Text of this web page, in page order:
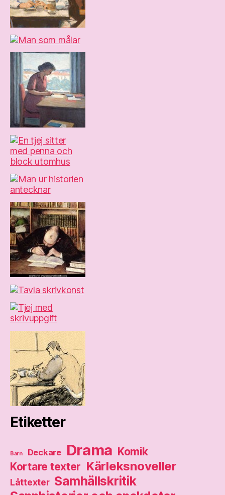
Etiketter
Barn Deckare Drama Komik
Kortare texter Kärleksnoveller
Låttexter Samhällskritik